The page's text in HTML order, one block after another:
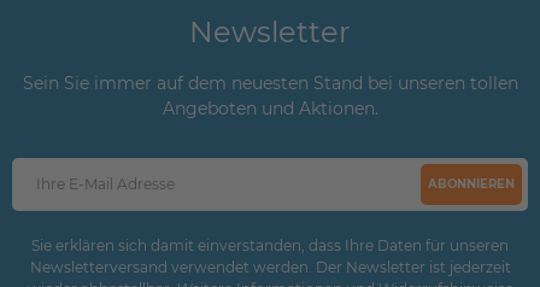
Newsletter
Sein Sie immer auf dem neuesten Stand bei unseren tollen
Angeboten und Aktionen.
ABONNIEREN
Sie erklären sich damit einverstanden, dass Ihre Daten für unseren
Newsletterversand verwendet werden. Der Newsletter ist jederzeit